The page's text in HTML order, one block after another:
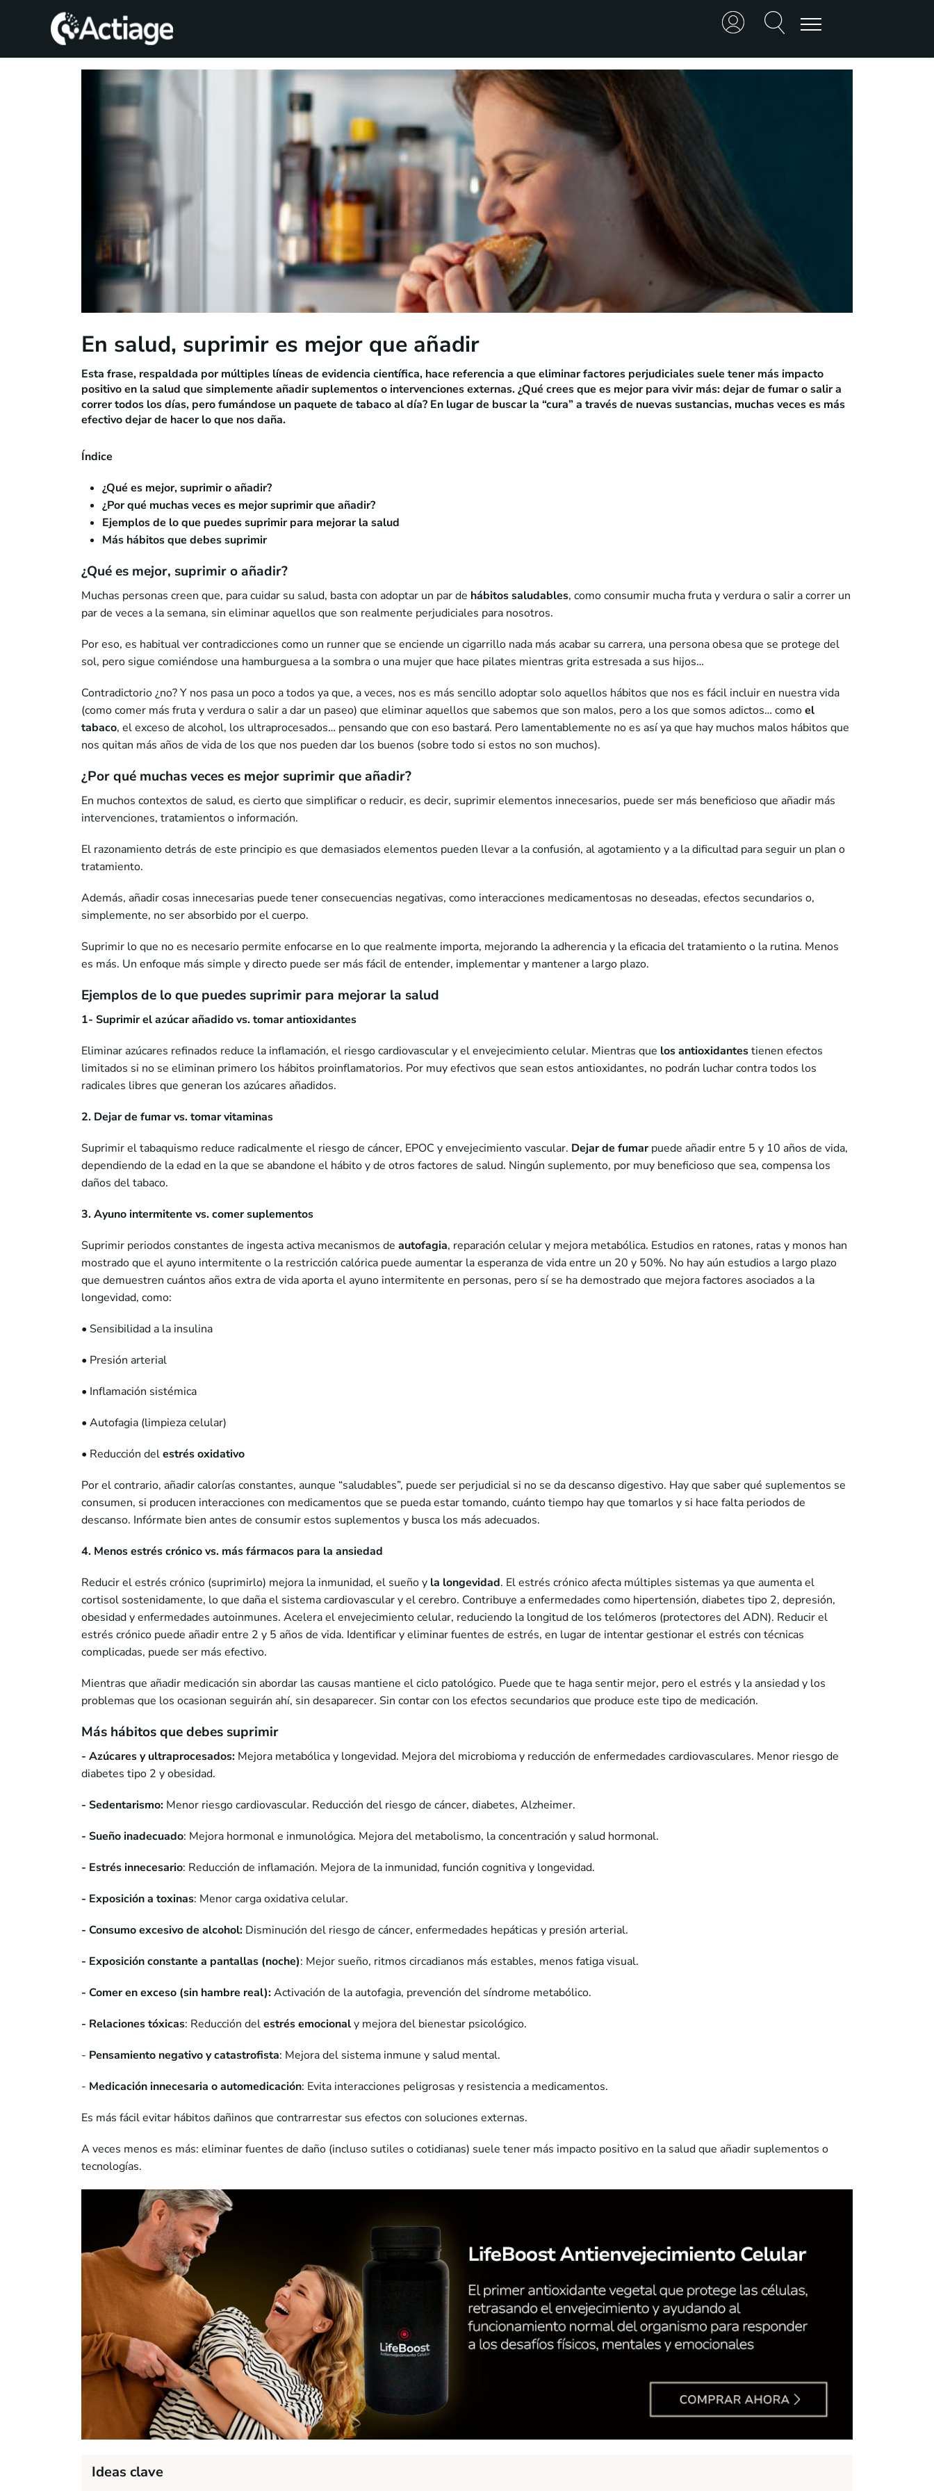
En salud, suprimir es mejor que añadir
Esta frase, respaldada por múltiples líneas de evidencia científica, hace referencia a que eliminar factores perjudiciales suele tener más impacto
positivo en la salud que simplemente añadir suplementos o intervenciones externas. ¿Qué crees que es mejor para vivir más: dejar de fumar o salir a
correr todos los días, pero fumándose un paquete de tabaco al día? En lugar de buscar la “cura” a través de nuevas sustancias, muchas veces es más
efectivo dejar de hacer lo que nos daña.
Índice
¿Qué es mejor, suprimir o añadir?
¿Por qué muchas veces es mejor suprimir que añadir?
Ejemplos de lo que puedes suprimir para mejorar la salud
Más hábitos que debes suprimir
¿Qué es mejor, suprimir o añadir?
Muchas personas creen que, para cuidar su salud, basta con adoptar un par de hábitos saludables, como consumir mucha fruta y verdura o salir a correr un
par de veces a la semana, sin eliminar aquellos que son realmente perjudiciales para nosotros.
Por eso, es habitual ver contradicciones como un runner que se enciende un cigarrillo nada más acabar su carrera, una persona obesa que se protege del
sol, pero sigue comiéndose una hamburguesa a la sombra o una mujer que hace pilates mientras grita estresada a sus hijos…
Contradictorio ¿no? Y nos pasa un poco a todos ya que, a veces, nos es más sencillo adoptar solo aquellos hábitos que nos es fácil incluir en nuestra vida
(como comer más fruta y verdura o salir a dar un paseo) que eliminar aquellos que sabemos que son malos, pero a los que somos adictos… comoel
tabaco, el exceso de alcohol, los ultraprocesados… pensando que con eso bastará. Pero lamentablemente no es así ya que hay muchos malos hábitos que
nos quitan más años de vida de los que nos pueden dar los buenos (sobre todo si estos no son muchos).
¿Por qué muchas veces es mejor suprimir que añadir?
En muchos contextos de salud, es cierto que simplificar o reducir, es decir, suprimir elementos innecesarios, puede ser más beneficioso que añadir más
intervenciones, tratamientos o información.
El razonamiento detrás de este principio es que demasiados elementos pueden llevar a la confusión, al agotamiento y a la dificultad para seguir un plan o
tratamiento.
Además, añadir cosas innecesarias puede tener consecuencias negativas, como interacciones medicamentosas no deseadas, efectos secundarios o,
simplemente, no ser absorbido por el cuerpo.
Suprimir lo que no es necesario permite enfocarse en lo que realmente importa, mejorando la adherencia y la eficacia del tratamiento o la rutina. Menos
es más. Un enfoque más simple y directo puede ser más fácil de entender, implementar y mantener a largo plazo.
Ejemplos de lo que puedes suprimir para mejorar la salud
1- Suprimir el azúcar añadido vs. tomar antioxidantes
Eliminar azúcares refinados reduce la inflamación, el riesgo cardiovascular y el envejecimiento celular. Mientras que los antioxidantestienen efectos
limitados si no se eliminan primero los hábitos proinflamatorios. Por muy efectivos que sean estos antioxidantes, no podrán luchar contra todos los
radicales libres que generan los azúcares añadidos.
2. Dejar de fumar vs. tomar vitaminas
Suprimir el tabaquismo reduce radicalmente el riesgo de cáncer, EPOC y envejecimiento vascular. Dejar de fumarpuede añadir entre 5 y 10 años de vida,
dependiendo de la edad en la que se abandone el hábito y de otros factores de salud. Ningún suplemento, por muy beneficioso que sea, compensa los
daños del tabaco.
3. Ayuno intermitente vs. comer suplementos
Suprimir periodos constantes de ingesta activa mecanismos de autofagia, reparación celular y mejora metabólica. Estudios en ratones, ratas y monos han
mostrado que el ayuno intermitente o la restricción calórica puede aumentar la esperanza de vida entre un 20 y 50%. No hay aún estudios a largo plazo
que demuestren cuántos años extra de vida aporta el ayuno intermitente en personas, pero sí se ha demostrado que mejora factores asociados a la
longevidad, como:
• Sensibilidad a la insulina
• Presión arterial
• Inflamación sistémica
• Autofagia (limpieza celular)
• Reducción delestrés oxidativo
Por el contrario, añadir calorías constantes, aunque “saludables”, puede ser perjudicial si no se da descanso digestivo. Hay que saber qué suplementos se
consumen, si producen interacciones con medicamentos que se pueda estar tomando, cuánto tiempo hay que tomarlos y si hace falta periodos de
descanso. Infórmate bien antes de consumir estos suplementos y busca los más adecuados.
4. Menos estrés crónico vs. más fármacos para la ansiedad
Reducir el estrés crónico (suprimirlo) mejora la inmunidad, el sueño y la longevidad. El estrés crónico afecta múltiples sistemas ya que aumenta el
cortisol sostenidamente, lo que daña el sistema cardiovascular y el cerebro. Contribuye a enfermedades como hipertensión, diabetes tipo 2, depresión,
obesidad y enfermedades autoinmunes. Acelera el envejecimiento celular, reduciendo la longitud de los telómeros (protectores del ADN). Reducir el
estrés crónico puede añadir entre 2 y 5 años de vida. Identificar y eliminar fuentes de estrés, en lugar de intentar gestionar el estrés con técnicas
complicadas, puede ser más efectivo.
Mientras que añadir medicación sin abordar las causas mantiene el ciclo patológico. Puede que te haga sentir mejor, pero el estrés y la ansiedad y los
problemas que los ocasionan seguirán ahí, sin desaparecer. Sin contar con los efectos secundarios que produce este tipo de medicación.
Más hábitos que debes suprimir
- Azúcares y ultraprocesados: Mejora metabólica y longevidad. Mejora del microbioma y reducción de enfermedades cardiovasculares. Menor riesgo de
diabetes tipo 2 y obesidad.
- Sedentarismo: Menor riesgo cardiovascular. Reducción del riesgo de cáncer, diabetes, Alzheimer.
- Sueño inadecuado: Mejora hormonal e inmunológica. Mejora del metabolismo, la concentración y salud hormonal.
- Estrés innecesario: Reducción de inflamación. Mejora de la inmunidad, función cognitiva y longevidad.
- Exposición a toxinas: Menor carga oxidativa celular.
- Consumo excesivo de alcohol: Disminución del riesgo de cáncer, enfermedades hepáticas y presión arterial.
- Exposición constante a pantallas (noche): Mejor sueño, ritmos circadianos más estables, menos fatiga visual.
- Comer en exceso (sin hambre real):Activación de la autofagia, prevención del síndrome metabólico.
- Relaciones tóxicas: Reducción delestrés emocionaly mejora del bienestar psicológico.
- Pensamiento negativo y catastrofista: Mejora del sistema inmune y salud mental.
- Medicación innecesaria o automedicación: Evita interacciones peligrosas y resistencia a medicamentos.
Es más fácil evitar hábitos dañinos que contrarrestar sus efectos con soluciones externas.
A veces menos es más: eliminar fuentes de daño (incluso sutiles o cotidianas) suele tener más impacto positivo en la salud que añadir suplementos o
tecnologías.
Ideas clave